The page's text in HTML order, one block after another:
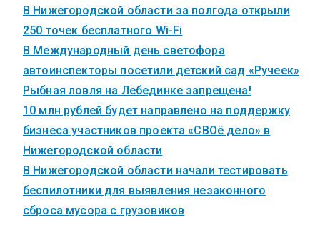
В Нижегородской области за полгода открыли
250 точек бесплатного Wi-Fi
В Международный день светофора
автоинспекторы посетили детский сад «Ручеек»
Рыбная ловля на Лебединке запрещена!
10 млн рублей будет направлено на поддержку
бизнеса участников проекта «СВОё дело» в
Нижегородской области
В Нижегородской области начали тестировать
беспилотники для выявления незаконного
сброса мусора с грузовиков